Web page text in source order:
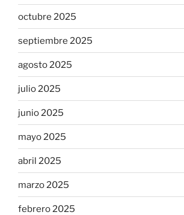
octubre 2025
septiembre 2025
agosto 2025
julio 2025
junio 2025
mayo 2025
abril 2025
marzo 2025
febrero 2025